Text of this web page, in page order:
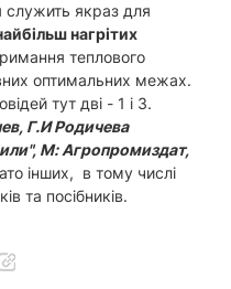
якраз для
нагрітих
теплового
оптимальних межах.
тут дві - 1 і 3.
Г.И Родичева
М: Агропромиздат,
інших, в тому числі
та посібників.